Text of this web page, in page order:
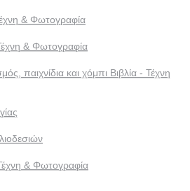
& Φωτογραφία
& Φωτογραφία
παιχνίδια και χόμπι Βιβλία - Τέχνη
& Φωτογραφία